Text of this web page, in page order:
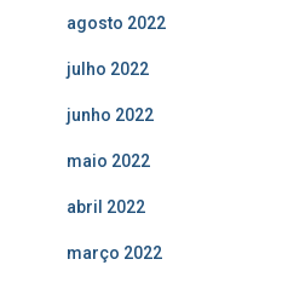
agosto 2022
julho 2022
junho 2022
maio 2022
abril 2022
março 2022